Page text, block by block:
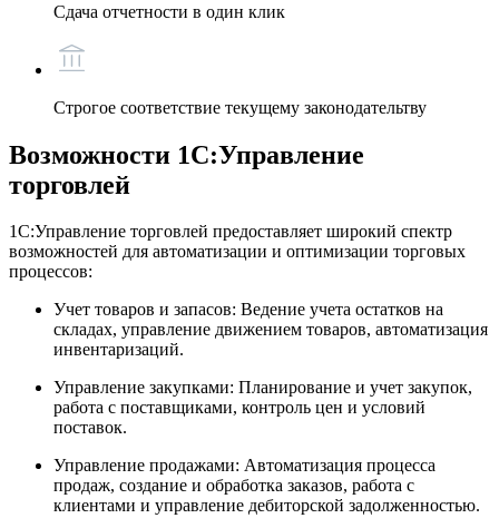
Сдача отчетности в один клик
Строгое соответствие текущему законодательтву
Возможности 1С:Управление
торговлей
1С:Управление торговлей предоставляет широкий спектр
возможностей для автоматизации и оптимизации торговых
процессов:
Учет товаров и запасов: Ведение учета остатков на
складах, управление движением товаров, автоматизация
инвентаризаций.
Управление закупками: Планирование и учет закупок,
работа с поставщиками, контроль цен и условий
поставок.
Управление продажами: Автоматизация процесса
продаж, создание и обработка заказов, работа с
клиентами и управление дебиторской задолженностью.